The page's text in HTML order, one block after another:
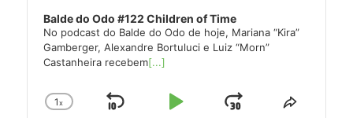
Balde do Odo #122 Children of Time
No podcast do Balde do Odo de hoje, Mariana “Kira”
Gamberger, Alexandre Bortuluci e Luiz “Morn”
Castanheira recebem[...]
Change
1x
Skip
Play
JumpShare